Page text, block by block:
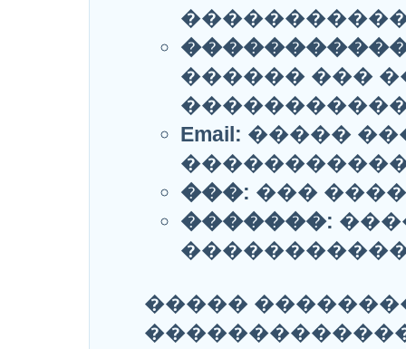
������ ���
Email: �����
���: ���
�������:
�����